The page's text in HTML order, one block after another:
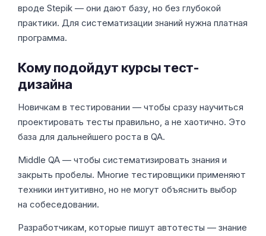
вроде Stepik — они дают базу, но без глубокой
практики. Для систематизации знаний нужна платная
программа.
Кому подойдут курсы тест-
дизайна
Новичкам в тестировании — чтобы сразу научиться
проектировать тесты правильно, а не хаотично. Это
база для дальнейшего роста в QA.
Middle QA — чтобы систематизировать знания и
закрыть пробелы. Многие тестировщики применяют
техники интуитивно, но не могут объяснить выбор
на собеседовании.
Разработчикам, которые пишут автотесты — знание